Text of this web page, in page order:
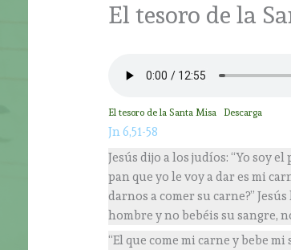
El tesoro de la
El tesoro de la Santa Misa Descarga
Jn 6,51-58
Jesús dijo a los judíos: “Yo soy
pan que yo le voy a dar es mi
darnos a comer su carne?”
hombre y no bebéis su sangre,
“El que come mi carne y bebe